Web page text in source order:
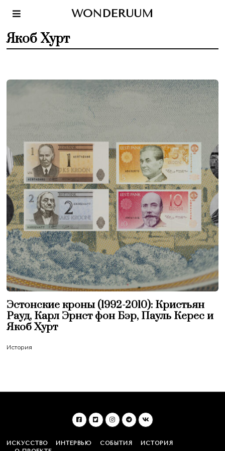
WONDERUUM
Якоб Хурт
Эстонские кроны (1992-2010): Кристьян
Рауд, Карл Эрнст фон Бэр, Пауль Керес и
Якоб Хурт
История
ИСКУССТВО ИНТЕРВЬЮ СОБЫТИЯ
ИСТОРИЯ